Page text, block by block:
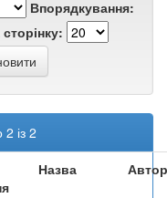
Впорядкування:
2 із 2
Назва